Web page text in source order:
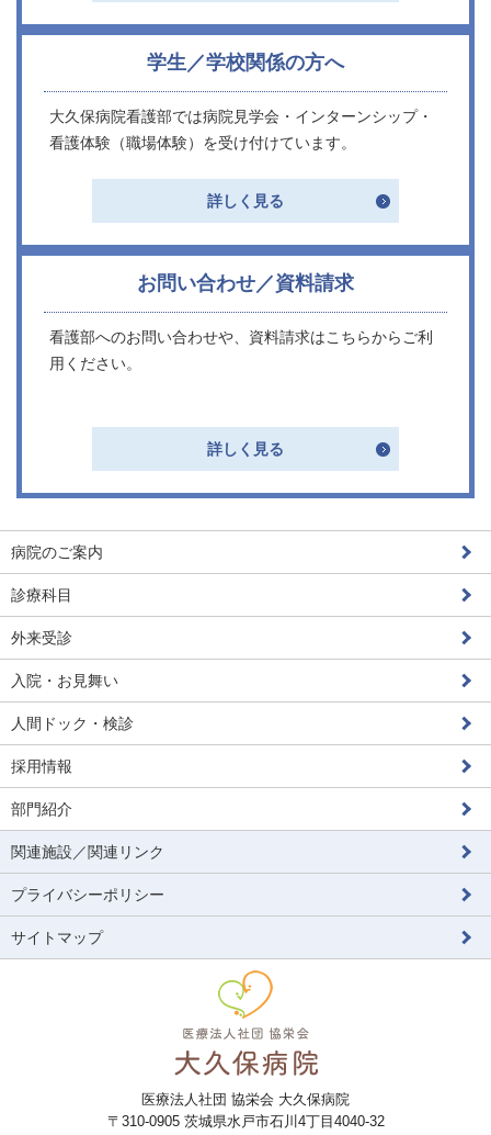
学生／学校関係の方へ
大久保病院看護部では病院見学会・インターンシップ・
看護体験（職場体験）を受け付けています。
詳しく見る
お問い合わせ／資料請求
看護部へのお問い合わせや、資料請求はこちらからご利
用ください。
詳しく見る
医療法人社団 協栄会 大久保病院
〒 310-0905 茨城県水戸市石川4丁目4040-32
病院のご案内
診療科目
外来受診
入院・お見舞い
人間ドック・検診
採用情報
部門紹介
関連施設／関連リンク
プライバシーポリシー
サイトマップ